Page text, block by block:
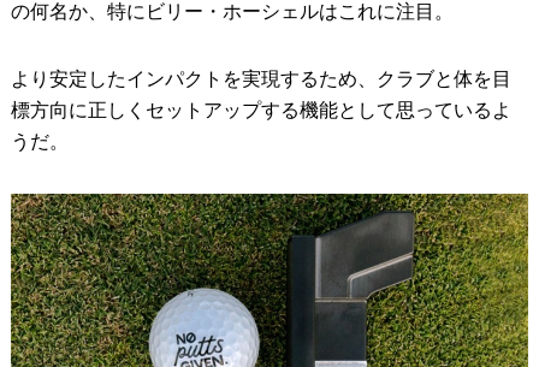
の何名か、特にビリー・ホーシェルはこれに注目。
より安定したインパクトを実現するため、クラブと体を目
標方向に正しくセットアップする機能として思っているよ
うだ。